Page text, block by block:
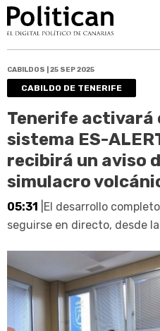
CABILDOS | 25 SEP 2025
CABILDO DE TENERIFE
Tenerife activará
sistema ES-
recibirá un aviso
simulacro
05:31 |El desarrollo
seguirse en directo, desde